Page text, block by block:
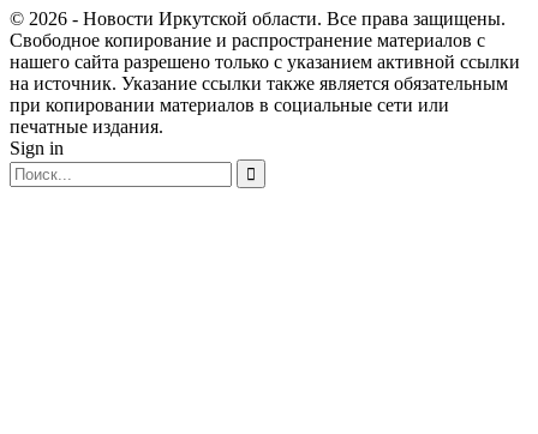
© 2026 - Новости Иркутской области. Все права защищены.
Свободное копирование и распространение материалов с
нашего сайта разрешено только с указанием активной ссылки
на источник. Указание ссылки также является обязательным
при копировании материалов в социальные сети или
печатные издания.
Sign in